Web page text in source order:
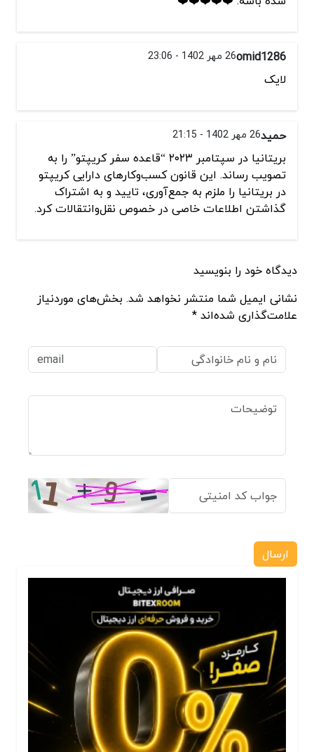
omid128626 مهر 1402 - 23:06
لایک
حمید26 مهر 1402 - 21:15
بریتانیا در سپتامبر ۲۰۲۳ “قاعده سفر کریپتو” را به
تصویب رساند. این قانون کسب‌وکارهای دارایی کریپتو
در بریتانیا را ملزم به جمع‌آوری، تایید و به اشتراک
گذاشتن اطلاعات خاصی در خصوص نقل‌وانتقالات کرد.
دیدگاه خود را بنویسید
نشانی ایمیل شما منتشر نخواهد شد. بخش‌های موردنیاز
علامت‌گذاری شده‌اند *
ارسال